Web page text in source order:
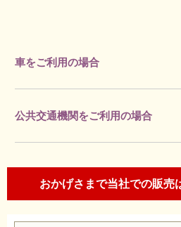
車をご利用の場合
公共交通機関をご利用の場合
おかげさまで当社での販売